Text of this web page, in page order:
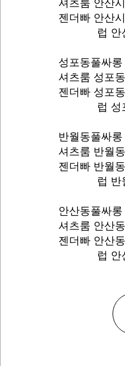
셔츠룸 안산
젠더빠 안산
럽 안
성포동풀싸롱
셔츠룸 성포
젠더빠 성포
럽 성
반월동풀싸
셔츠룸 반월
젠더빠 반월
럽 반
안산동풀싸
셔츠룸 안산
젠더빠 안산
럽 안